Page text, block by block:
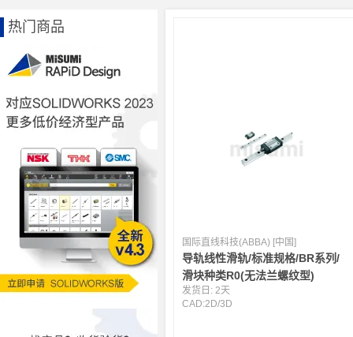
热门商品
国际直线科技(ABBA) [中国]
导轨线性滑轨/标准规格/BR系列/
滑块种类R0(无法兰螺纹型)
发货日:2天
CAD:2D/3D